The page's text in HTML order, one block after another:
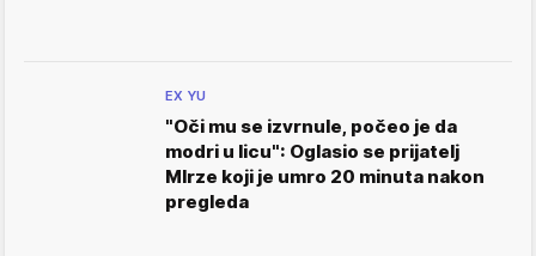
EX YU
"Oči mu se izvrnule, počeo je da
modri u licu": Oglasio se prijatelj
MIrze koji je umro 20 minuta nakon
pregleda